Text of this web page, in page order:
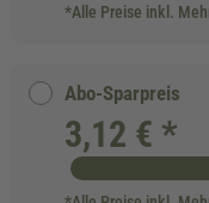
*Alle Preise inkl.
Abo-Sparpreis
3,12 € *